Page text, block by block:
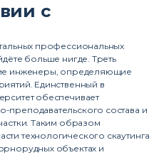
с
профессиональных
больше нигде. Треть
инженеры, определяющие
Единственный в
обеспечивает
состава и
Таким образом
технологического скаутинга
объектах и